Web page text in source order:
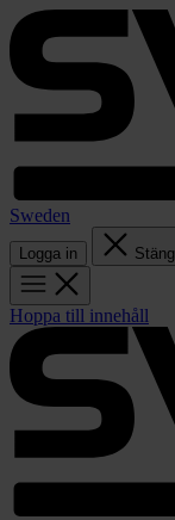
Sweden
Logga in Stäng
Hoppa till innehåll